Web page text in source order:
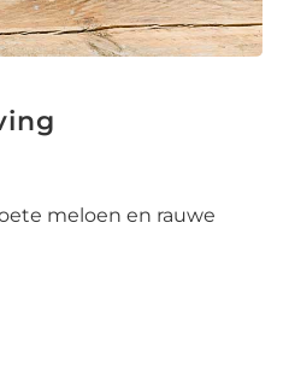
meloen en rauwe